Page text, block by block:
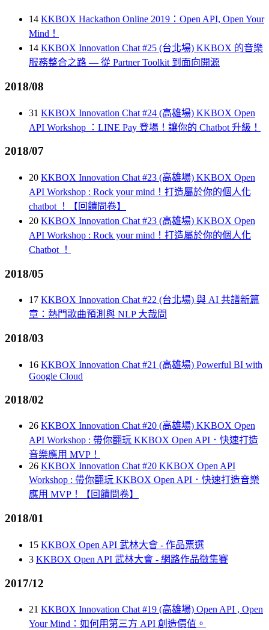
14 KKBOX Hackathon Online 2019：Open API, Open Your
Mind！
14 KKBOX Innovation Chat #25 (台北場) KKBOX 的音樂
服務整合之路 — 從 Partner Toolkit 到面向開源
2018/08
31 KKBOX Innovation Chat #24 (高雄場) KKBOX Open
API Workshop ：LINE Pay 登場！讓你的 Chatbot 升級！
2018/07
20 KKBOX Innovation Chat #23 (高雄場) KKBOX Open
API Workshop : Rock your mind！打造屬於你的個人化
chatbot ！【回饋問卷】
20 KKBOX Innovation Chat #23 (高雄場) KKBOX Open
API Workshop : Rock your mind！打造屬於你的個人化
Chatbot ！
2018/05
17 KKBOX Innovation Chat #22 (台北場) 與 AI 共譜新篇
章：熱門歌曲預測與 NLP 大哉問
2018/03
16 KKBOX Innovation Chat #21 (高雄場) Powerful BI with
Google Cloud
2018/02
26 KKBOX Innovation Chat #20 (高雄場) KKBOX Open
API Workshop : 帶你翻玩 KKBOX Open API．快速打造
音樂應用 MVP！
26 KKBOX Innovation Chat #20 KKBOX Open API
Workshop : 帶你翻玩 KKBOX Open API．快速打造音樂
應用 MVP！【回饋問卷】
2018/01
15 KKBOX Open API 武林大會 - 作品票選
3 KKBOX Open API 武林大會 - 網路作品徵集賽
2017/12
21 KKBOX Innovation Chat #19 (高雄場) Open API , Open
Your Mind：如何用第三方 API 創造價值。